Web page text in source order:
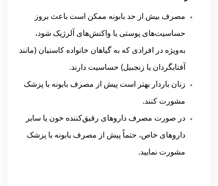
مصرف بیش از حد بابونه ممکن است باعث بروز
حساسیت‌های پوستی یا واکنش‌های آلرژیک شود،
به‌ویژه در افرادی که به گیاهان خانواده کاسنیان (مانند
آفتابگردان یا زنجبیل) حساسیت دارند.
زنان باردار بهتر است پیش از مصرف بابونه با پزشک
مشورت کنند.
در صورت مصرف داروهای رقیق‌کننده خون یا سایر
داروهای خاص، حتماً پیش از مصرف بابونه با پزشک
مشورت نمایید.